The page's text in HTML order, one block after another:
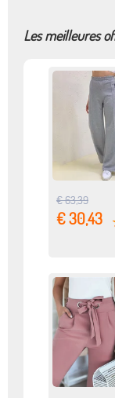
Les meilleures
€ 63,39
€ 30,43